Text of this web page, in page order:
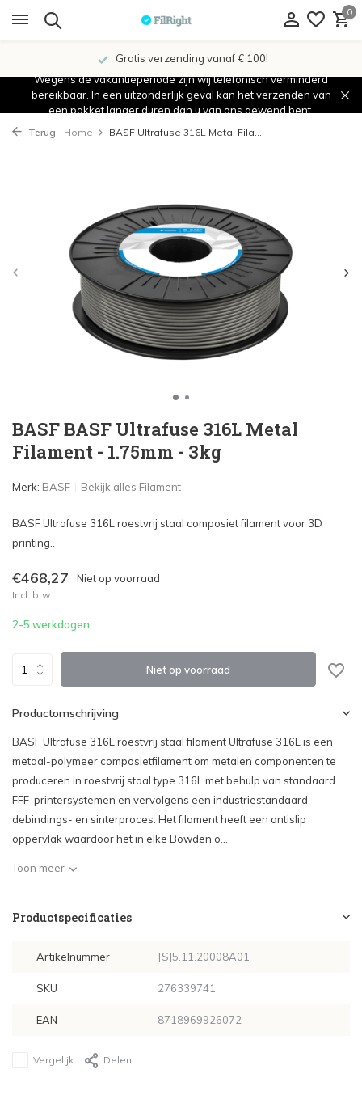
0
Gratis verzending vanaf € 100!
Wegens de vakantieperiode zijn wij telefonisch verminderd
bereikbaar. In een uitzonderlijk geval kan het verzenden van
een pakket langer duren dan u van ons gewend bent.
Terug Home BASF Ultrafuse 316L Metal Fila...
BASF BASF Ultrafuse 316L Metal
Filament - 1.75mm - 3kg
Merk: BASF Bekijk alles Filament
BASF Ultrafuse 316L roestvrij staal composiet filament voor 3D
printing..
€468,27 Niet op voorraad
Incl. btw
2-5 werkdagen
Niet op voorraad
Productomschrijving
BASF Ultrafuse 316L roestvrij staal filament Ultrafuse 316L is een
metaal-polymeer composietfilament om metalen componenten te
produceren in roestvrij staal type 316L met behulp van standaard
FFF-printersystemen en vervolgens een industriestandaard
debindings- en sinterproces. Het filament heeft een antislip
oppervlak waardoor het in elke Bowden o...
Toon meer
Productspecificaties
Artikelnummer [S]5.11.20008A01
SKU 276339741
EAN 8718969926072
Vergelijk Delen